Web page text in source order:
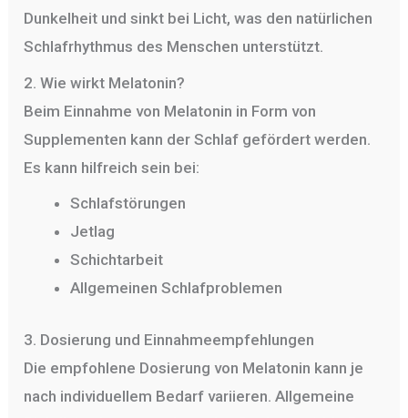
Dunkelheit und sinkt bei Licht, was den natürlichen
Schlafrhythmus des Menschen unterstützt.
2. Wie wirkt Melatonin?
Beim Einnahme von Melatonin in Form von
Supplementen kann der Schlaf gefördert werden.
Es kann hilfreich sein bei:
Schlafstörungen
Jetlag
Schichtarbeit
Allgemeinen Schlafproblemen
3. Dosierung und Einnahmeempfehlungen
Die empfohlene Dosierung von Melatonin kann je
nach individuellem Bedarf variieren. Allgemeine